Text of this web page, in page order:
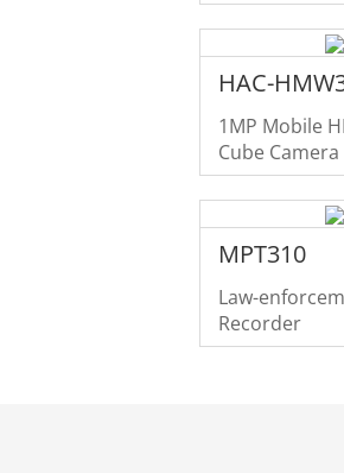
1MP Mobile
Cube Camera
MPT310
Law-
Recorder